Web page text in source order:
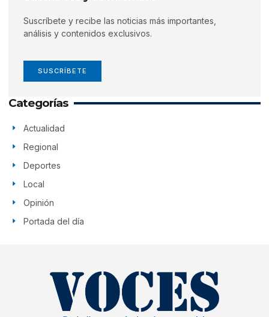
Suscríbete y recibe las noticias más importantes,
análisis y contenidos exclusivos.
SUSCRÍBETE
Categorías
Actualidad
Regional
Deportes
Local
Opinión
Portada del día